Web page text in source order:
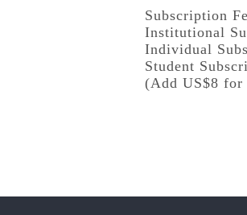
Subscription
Institutional
Individual
Student
(Add US$8